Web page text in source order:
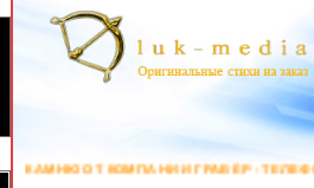
ГРАВЁР - ТЕЛЕФОН